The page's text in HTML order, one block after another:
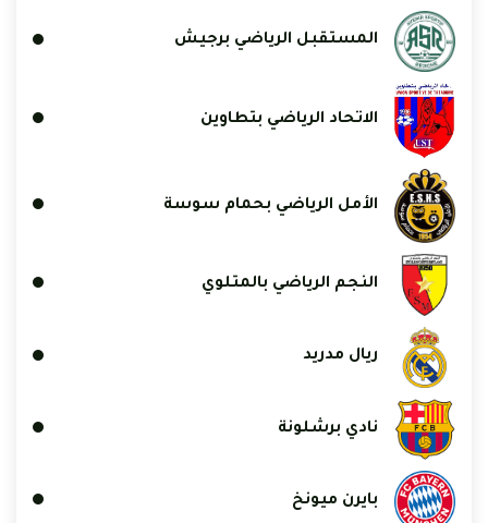
المستقبل الرياضي برجيش
الاتحاد الرياضي بتطاوين
الأمل الرياضي بحمام سوسة
النجم الرياضي بالمتلوي
ريال مدريد
نادي برشلونة
بايرن ميونخ